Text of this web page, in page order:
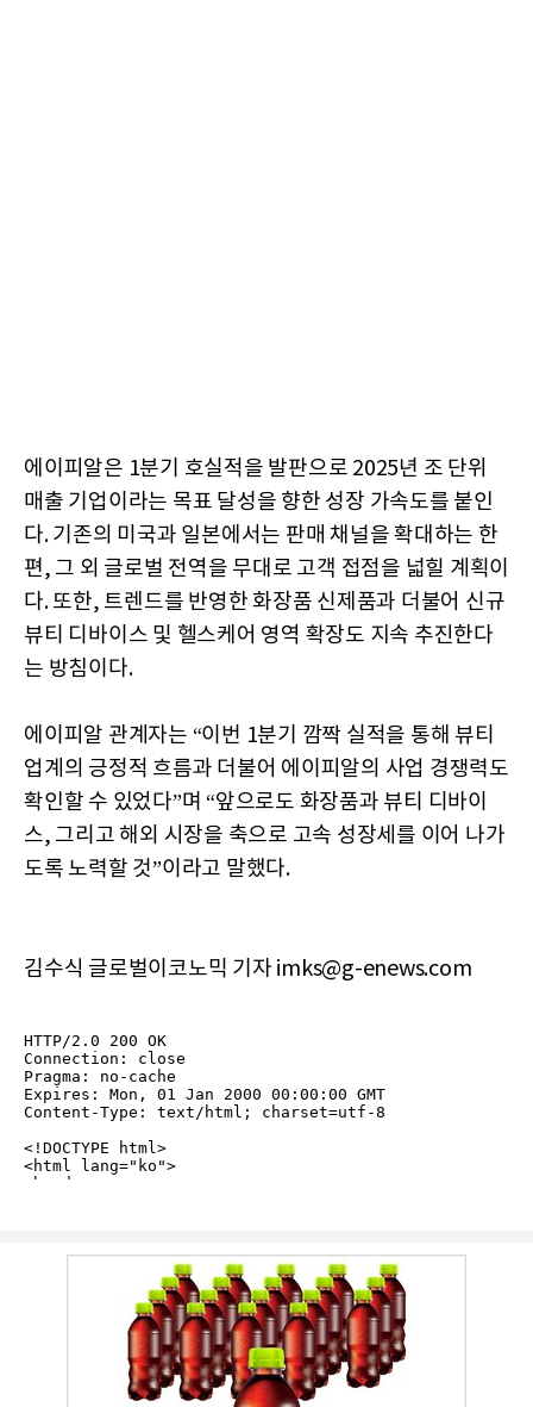
에이피알은 1분기 호실적을 발판으로 2025년 조 단위
매출 기업이라는 목표 달성을 향한 성장 가속도를 붙인
다. 기존의 미국과 일본에서는 판매 채널을 확대하는 한
편, 그 외 글로벌 전역을 무대로 고객 접점을 넓힐 계획이
다. 또한, 트렌드를 반영한 화장품 신제품과 더불어 신규
뷰티 디바이스 및 헬스케어 영역 확장도 지속 추진한다
는 방침이다.
에이피알 관계자는 “이번 1분기 깜짝 실적을 통해 뷰티
업계의 긍정적 흐름과 더불어 에이피알의 사업 경쟁력도
확인할 수 있었다”며 “앞으로도 화장품과 뷰티 디바이
스, 그리고 해외 시장을 축으로 고속 성장세를 이어 나가
도록 노력할 것”이라고 말했다.
김수식 글로벌이코노믹 기자 imks@g-enews.com